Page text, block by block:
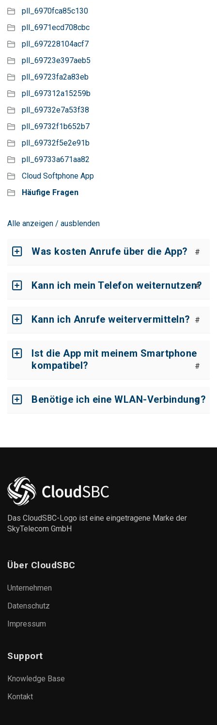
pll_6970fca85c130
pll_6971ecd708cbc
pll_697228104acf7
pll_69723e397aeb5
pll_69723fa2a83eb
pll_697312a15259b
pll_69732e7a53f38
pll_69732f1b652b7
pll_69732f5e2e91b
pll_69733a671aa82
Cloud Softphone App
Häufige Fragen
Alle anzeigen / ausblenden
Was kosten Anrufe über die App? #
Kann ich mein Telefon weiternutzen?
#
Kann ich Anrufe weitervermitteln? #
Ist die App mit meinem Smartphone
kompatibel?
#
Benötige ich eine WLAN-Verbindung?
#
Das CloudSBC-Logo ist eine eingetragene Marke der
SkyTelecom GmbH
Über CloudSBC
Unternehmen
Datenschutz
Impressum
Support
Knowledge Base
Kontakt